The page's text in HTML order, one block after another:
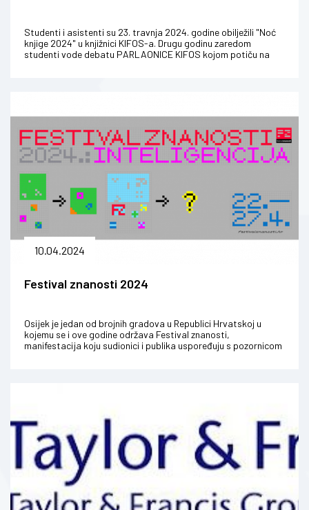
Studenti i asistenti su 23. travnja 2024. godine obilježili "Noć
knjige 2024" u knjižnici KIFOS-a. Drugu godinu zaredom
studenti vode debatu PARLAONICE KIFOS kojom potiču na
10.04.2024
Festival znanosti 2024
Osijek je jedan od brojnih gradova u Republici Hrvatskoj u
kojemu se i ove godine održava Festival znanosti,
manifestacija koju sudionici i publika uspoređuju s pozornicom